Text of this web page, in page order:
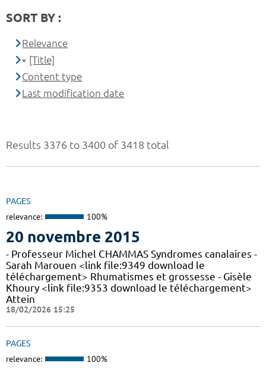
Results 3376 to 3400 of 3418 total
PAGES
relevance: 100%
20 novembre 2015
- Professeur Michel CHAMMAS Syndromes canalaires -
Sarah Marouen <link file:9349 download le
téléchargement> Rhumatismes et grossesse - Gisèle
Khoury <link file:9353 download le téléchargement>
Attein
18/02/2026 15:25
PAGES
relevance: 100%
SORT BY :
Relevance
[Title]
Content type
Last modification date